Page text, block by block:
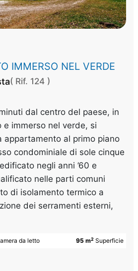
IMMERSO NEL VERDE
( Rif. 124 )
dal centro del paese, in
e immerso nel verde, si
appartamento al primo piano
condominiale di sole cinque
negli anni ’60 e
nelle parti comuni
di isolamento termico a
dei serramenti esterni,
95 m2 Superficie
da letto